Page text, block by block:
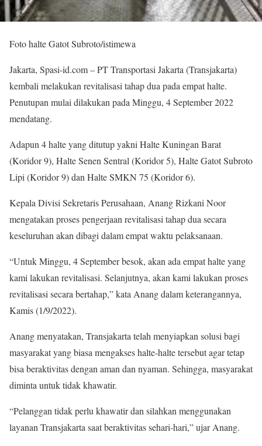
Foto halte Gatot Subroto/istimewa
Jakarta, Spasi-id.com – PT Transportasi Jakarta (Transjakarta)
kembali melakukan revitalisasi tahap dua pada empat halte.
Penutupan mulai dilakukan pada Minggu, 4 September 2022
mendatang.
Adapun 4 halte yang ditutup yakni Halte Kuningan Barat
(Koridor 9), Halte Senen Sentral (Koridor 5), Halte Gatot Subroto
Lipi (Koridor 9) dan Halte SMKN 75 (Koridor 6).
Kepala Divisi Sekretaris Perusahaan, Anang Rizkani Noor
mengatakan proses pengerjaan revitalisasi tahap dua secara
keseluruhan akan dibagi dalam empat waktu pelaksanaan.
“Untuk Minggu, 4 September besok, akan ada empat halte yang
kami lakukan revitalisasi. Selanjutnya, akan kami lakukan proses
revitalisasi secara bertahap,” kata Anang dalam keterangannya,
Kamis (1/9/2022).
Anang menyatakan, Transjakarta telah menyiapkan solusi bagi
masyarakat yang biasa mengakses halte-halte tersebut agar tetap
bisa beraktivitas dengan aman dan nyaman. Sehingga, masyarakat
diminta untuk tidak khawatir.
“Pelanggan tidak perlu khawatir dan silahkan menggunakan
layanan Transjakarta saat beraktivitas sehari-hari,” ujar Anang.